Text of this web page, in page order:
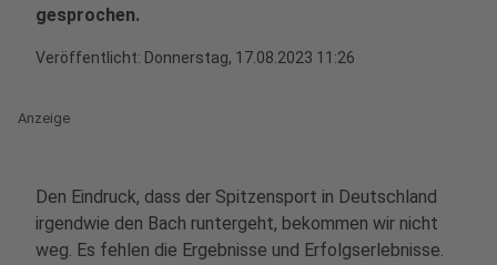
gesprochen.
Veröffentlicht: Donnerstag, 17.08.2023 11:26
Anzeige
Den Eindruck, dass der Spitzensport in Deutschland
irgendwie den Bach runtergeht, bekommen wir nicht
weg. Es fehlen die Ergebnisse und Erfolgserlebnisse.